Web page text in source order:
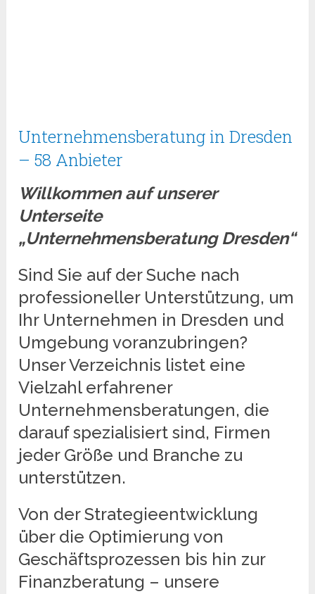
Unternehmensberatung in Dresden
– 58 Anbieter
Willkommen auf unserer
Unterseite
„Unternehmensberatung Dresden“
Sind Sie auf der Suche nach
professioneller Unterstützung, um
Ihr Unternehmen in Dresden und
Umgebung voranzubringen?
Unser Verzeichnis listet eine
Vielzahl erfahrener
Unternehmensberatungen, die
darauf spezialisiert sind, Firmen
jeder Größe und Branche zu
unterstützen.
Von der Strategieentwicklung
über die Optimierung von
Geschäftsprozessen bis hin zur
Finanzberatung – unsere